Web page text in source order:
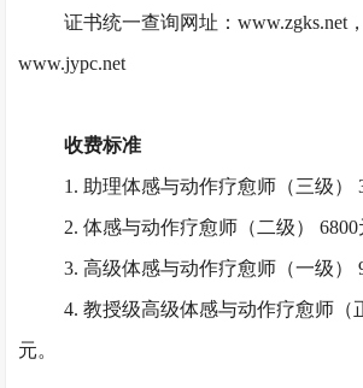
证书统一查询网址： www.zgks.net
www.jypc.net
收费标准
1. 助理体感与动作疗愈师（三级）
2. 体感与动作疗愈师（二级） 6800
3. 高级体感与动作疗愈师（一级）
4. 教授级高级体感与动作疗愈师（
元。